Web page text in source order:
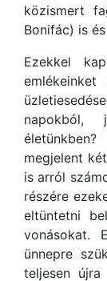
közismert
Bonifác) is
Ezekkel
napokból,
megjelent
is arról
részére
eltüntetni
vonásokat.
ünnepre
teljesen